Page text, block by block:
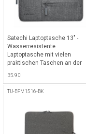
Satechi Laptoptasche 13" -
Wasserresistente
Laptoptasche mit vielen
praktischen Taschen an der
Grau
35.90
TU-BFM1516-BK